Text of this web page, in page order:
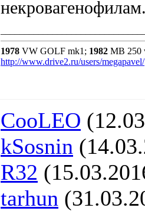
1978 VW GOLF mk1; 1982 MB 250
http://www.drive2.ru/users/megapavel/
CooLEO
kSosnin
R32
tarhun